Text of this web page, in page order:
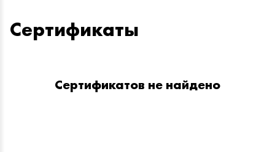
Сертификаты
Сертификатов не найдено